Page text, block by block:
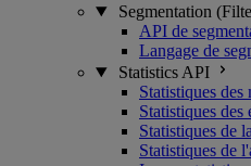
Segmentation
API de
Langage de
Statistics API
Statistiques des
Statistiques des
Statistiques de
Statistiques de